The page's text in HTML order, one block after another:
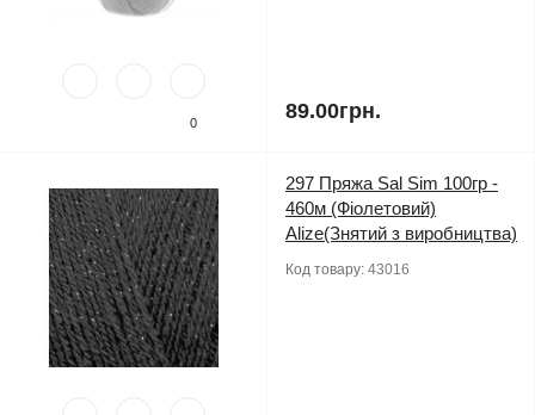
0 89.00грн.
297 Пряжа Sal Sim 100гр -
460м (Фіолетовий)
Alize(Знятий з виробництва)
Код товару: 43016